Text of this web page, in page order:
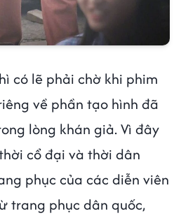
có lẽ phải chờ khi phim
về phần tạo hình đã
lòng khán giả. Vì đây
cổ đại và thời dân
phục của các diễn viên
trang phục dân quốc,